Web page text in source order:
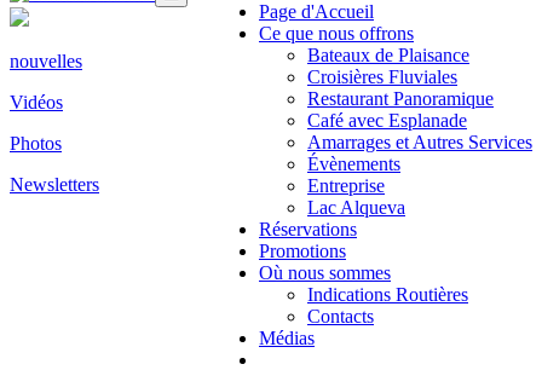
Page d'Accueil
Ce que nous offrons
Bateaux de Plaisance
Croisières Fluviales
Restaurant Panoramique
Café avec Esplanade
Amarrages et Autres Services
Évènements
Entreprise
Lac Alqueva
Réservations
Promotions
Où nous sommes
Indications Routières
Contacts
Médias
nouvelles
Vidéos
Photos
Newsletters